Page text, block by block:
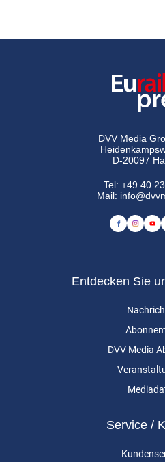
DVV Media
D-20097
Tel:+49 40
Mail:
Entdecken Sie
DVV Media
Service /